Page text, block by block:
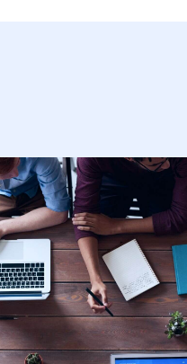
Transfer Guard
控管